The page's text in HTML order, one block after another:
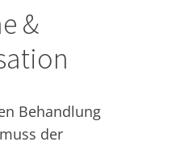
&
Behandlung
der